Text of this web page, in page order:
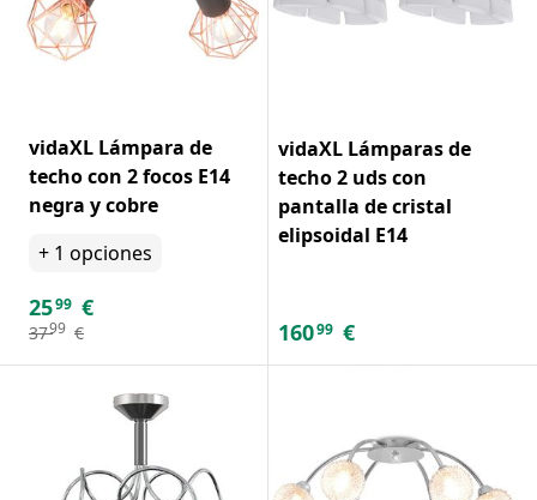
vidaXL Lámpara de
techo con 2 focos E14
negra y cobre
+ 1 opciones
2599 €
3799 €
vidaXL Lámparas de
techo 2 uds con
pantalla de cristal
elipsoidal E14
16099 €